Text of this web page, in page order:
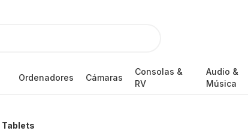
Ordenadores Cámaras
Consolas &
RV
Audio &
Música
Tablets